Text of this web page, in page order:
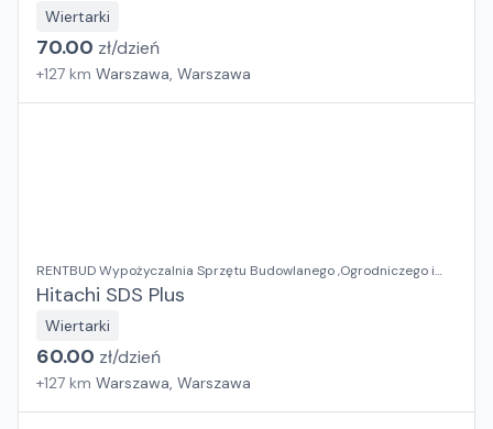
Wiertarki
70.00 zł/dzień
+127 km Warszawa, Warszawa
RENTBUD Wypożyczalnia Sprzętu Budowlanego ,Ogrodniczego i
Elektronarzędzi
Hitachi SDS Plus
Wiertarki
60.00 zł/dzień
+127 km Warszawa, Warszawa